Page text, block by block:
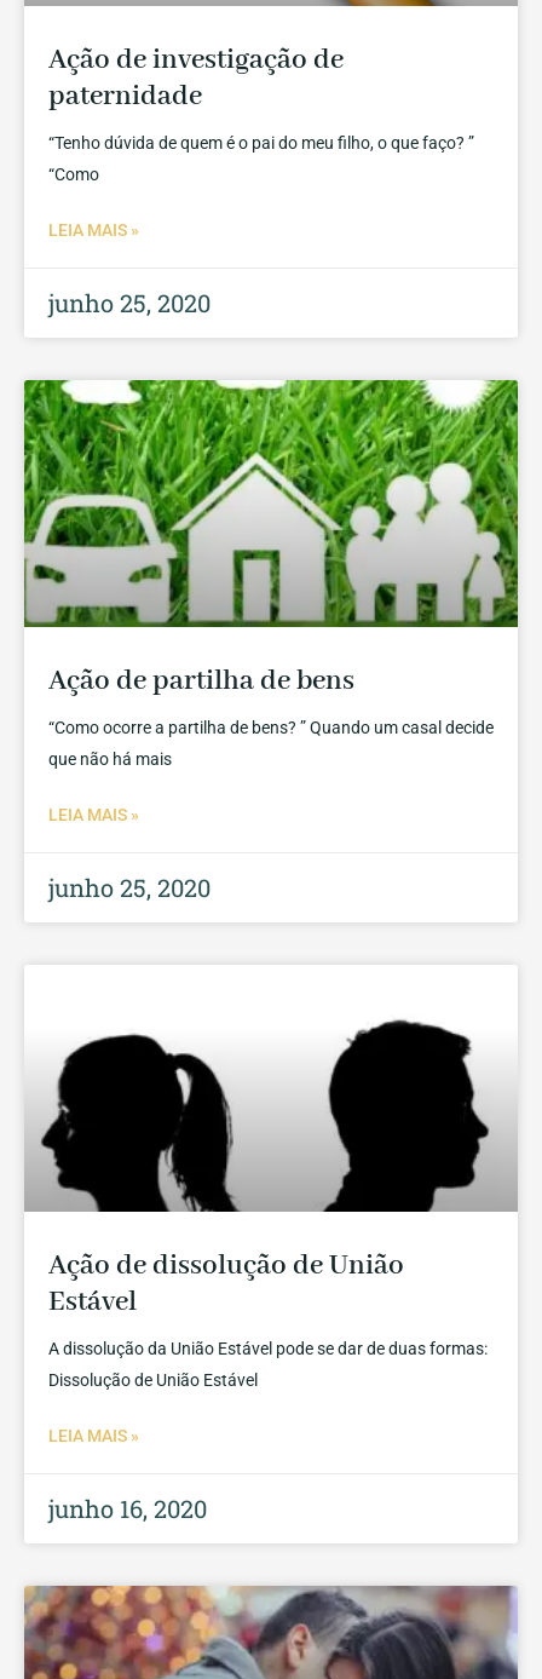
Ação de investigação de
paternidade
“Tenho dúvida de quem é o pai do meu filho, o que faço? ”
“Como
LEIA MAIS »
junho 25, 2020
Ação de partilha de bens
“Como ocorre a partilha de bens? ” Quando um casal decide
que não há mais
LEIA MAIS »
junho 25, 2020
Ação de dissolução de União
Estável
A dissolução da União Estável pode se dar de duas formas:
Dissolução de União Estável
LEIA MAIS »
junho 16, 2020